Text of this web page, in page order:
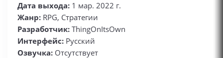
Дата выхода: 1 мар. 2022 г.
Жанр: RPG, Стратегии
Разработчик: ThingOnItsOwn
Интерфейс: Русский
Озвучка: Отсутствует